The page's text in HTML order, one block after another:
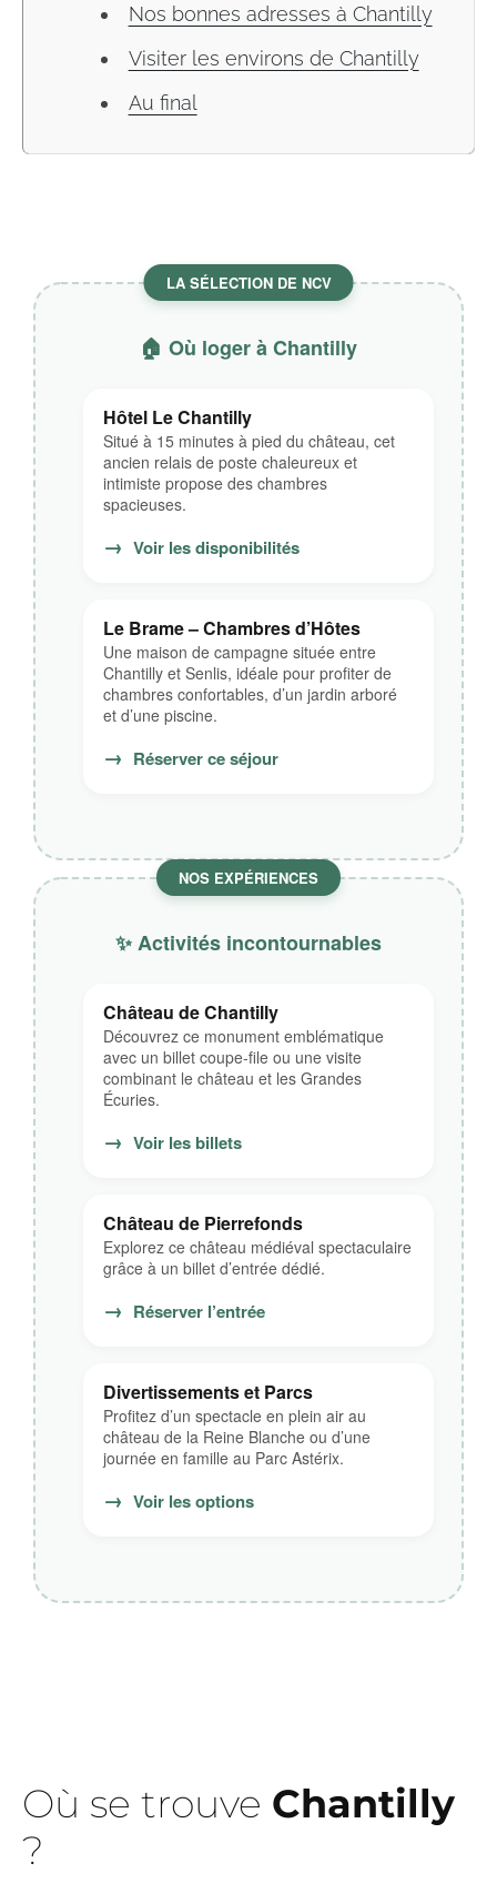
Nos bonnes adresses à Chantilly
Visiter les environs de Chantilly
Au final
LA SÉLECTION DE NCV
🏠 Où loger à Chantilly
Hôtel Le Chantilly
Situé à 15 minutes à pied du château, cet
ancien relais de poste chaleureux et
intimiste propose des chambres
spacieuses.
→ Voir les disponibilités
Le Brame – Chambres d’Hôtes
Une maison de campagne située entre
Chantilly et Senlis, idéale pour profiter de
chambres confortables, d’un jardin arboré
et d’une piscine.
→ Réserver ce séjour
NOS EXPÉRIENCES
✨ Activités incontournables
Château de Chantilly
Découvrez ce monument emblématique
avec un billet coupe-file ou une visite
combinant le château et les Grandes
Écuries.
→ Voir les billets
Château de Pierrefonds
Explorez ce château médiéval spectaculaire
grâce à un billet d’entrée dédié.
→ Réserver l’entrée
Divertissements et Parcs
Profitez d’un spectacle en plein air au
château de la Reine Blanche ou d’une
journée en famille au Parc Astérix.
→ Voir les options
Où se trouve Chantilly
?